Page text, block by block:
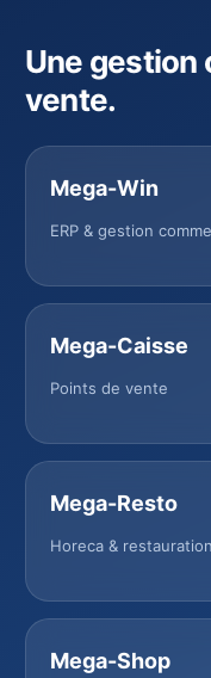
Une gestion
vente.
Mega-Win
ERP & gestion
Mega-Caisse
Points de vente
Mega-Resto
Horeca & restauration
Mega-Shop